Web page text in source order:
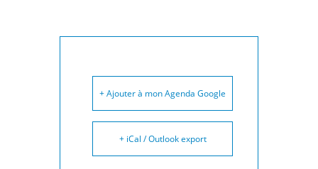
+ Ajouter à mon Agenda Google
+ iCal / Outlook export